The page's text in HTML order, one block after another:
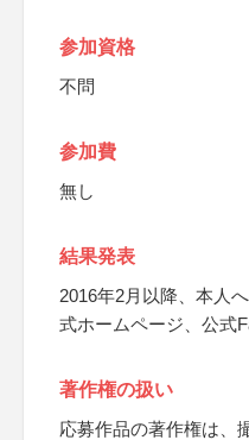
参加資格
不問
参加費
無し
結果発表
2016年2月以降、本人
式ホームページ、公式
著作権の扱い
応募作品の著作権は、